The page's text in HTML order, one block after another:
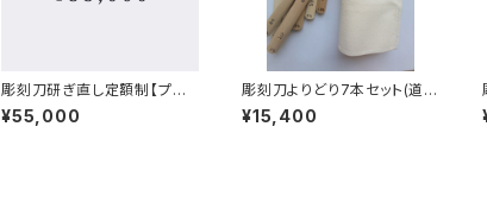
彫刻刀研ぎ直し定額制【プロ
プラン】
¥55,000
彫刻刀よりどり7本セット(道具
袋付)
¥15,400